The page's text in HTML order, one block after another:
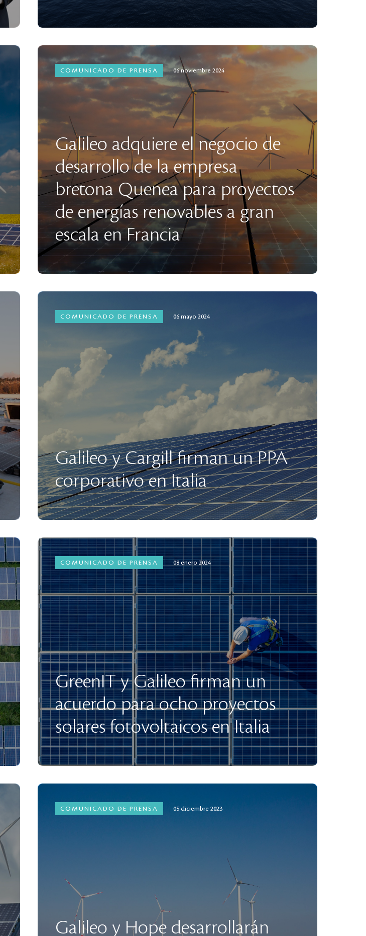
COMUNICADO DE PRENSA 06 noviembre 2024
Galileo adquiere el negocio de
desarrollo de la empresa
bretona Quenea para proyectos
de energías renovables a gran
escala en Francia
COMUNICADO DE PRENSA 06 mayo 2024
Galileo y Cargill firman un PPA
corporativo en Italia
COMUNICADO DE PRENSA 08 enero 2024
GreenIT y Galileo firman un
acuerdo para ocho proyectos
solares fotovoltaicos en Italia
COMUNICADO DE PRENSA 05 diciembre 2023
Galileo y Hope desarrollarán